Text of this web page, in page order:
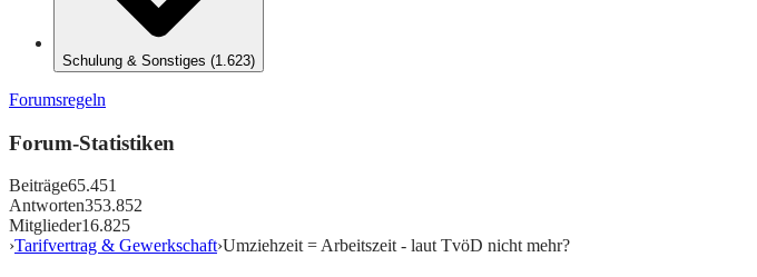
Schulung & Sonstiges (1.623)
Forumsregeln
Forum-Statistiken
Beiträge65.451
Antworten353.852
Mitglieder16.825
›Tarifvertrag & Gewerkschaft›Umziehzeit = Arbeitszeit - laut TvöD nicht mehr?